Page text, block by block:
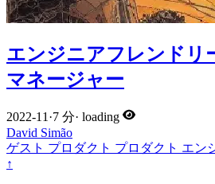
エンジニアフレンドリ
マネージャー
2022-11 ·7 分· loading
David Simão
ゲスト プロダクト プロダクト エン
↑